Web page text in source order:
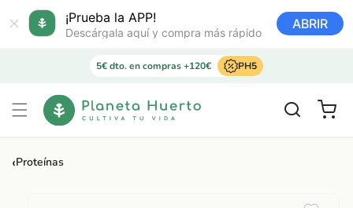
¡Prueba la APP!
Descárgala aquí y compra más rápido
ABRIR
directamente
al contenido
5€ dto. en compras +120€ PH5
Carrito
‹Proteínas